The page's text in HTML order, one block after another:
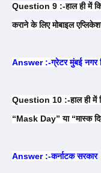
Question 9 :-हाल ही में
कराने के लिए मोबाइल
Answer :-ग्रेटर मुंबई नगर
Question 10 :-हाल ही में
“Mask Day” या “मास्क
Answer :-कर्नाटक सरकार